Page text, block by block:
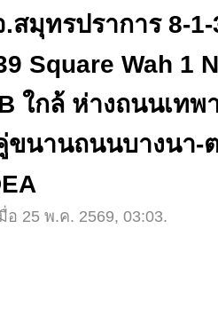
สมุทรปราการ 8-1-
Square Wah 1
ใกล้ ห่างถนนเทพ
ขนานถนนบางนา-
25 พ.ค. 2569, 03:03.